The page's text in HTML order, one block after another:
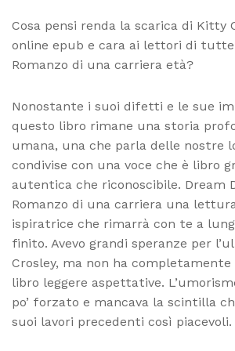
Cosa pensi renda la scarica di Kitty
online epub e cara ai lettori di tutte
Romanzo di una carriera età?
Nonostante i suoi difetti e le sue
questo libro rimane una storia
umana, una che parla delle nostre
condivise con una voce che è libro
autentica che riconoscibile. Dream
Romanzo di una carriera una
ispiratrice che rimarrà con te a
finito. Avevo grandi speranze per
Crosley, ma non ha
libro leggere aspettative.
po’ forzato e mancava la scintilla
suoi lavori precedenti così piacevoli.